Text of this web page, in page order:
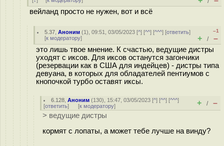
вейланд просто не нужен, вот и всё
5.37 ,Аноним (1), 09:51, 03/05/2023 [^] [^^] [^^^] [ответить]
[к модератору]
–1
+ / –
это лишь твое мнение. К счастью, ведущие дистры
уходят с иксов. Для иксов останутся загончики
(резервации как в США для индейцев) - дистры типа
девуана, в которых для обладателей пентиумов с
кнопочкой турбо оставят иксы.
6.128 ,Аноним (130), 15:47, 03/05/2023 [^] [^^] [^^^]
[ответить] [к модератору] + / –
> ведущие дистры
кормят с лопаты, а может тебе лучше на винду?